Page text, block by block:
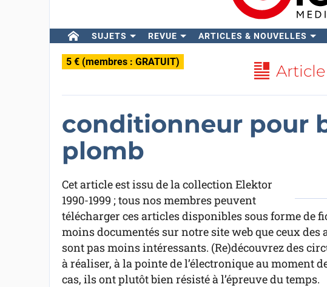
SUJETS REVUE ARTICLES & NOUVELLES
5 € (membres : GRATUIT) Article
conditionneur pour
plomb
Cet article est issu de la collection Elektor
1990-1999 ; tous nos membres peuvent
télécharger ces articles disponibles sous forme de
moins documentés sur notre site web que ceux des
sont pas moins intéressants. (Re)découvrez des
à réaliser, à la pointe de l’électronique au moment
cas, ils ont plutôt bien résisté à l’épreuve du temps.